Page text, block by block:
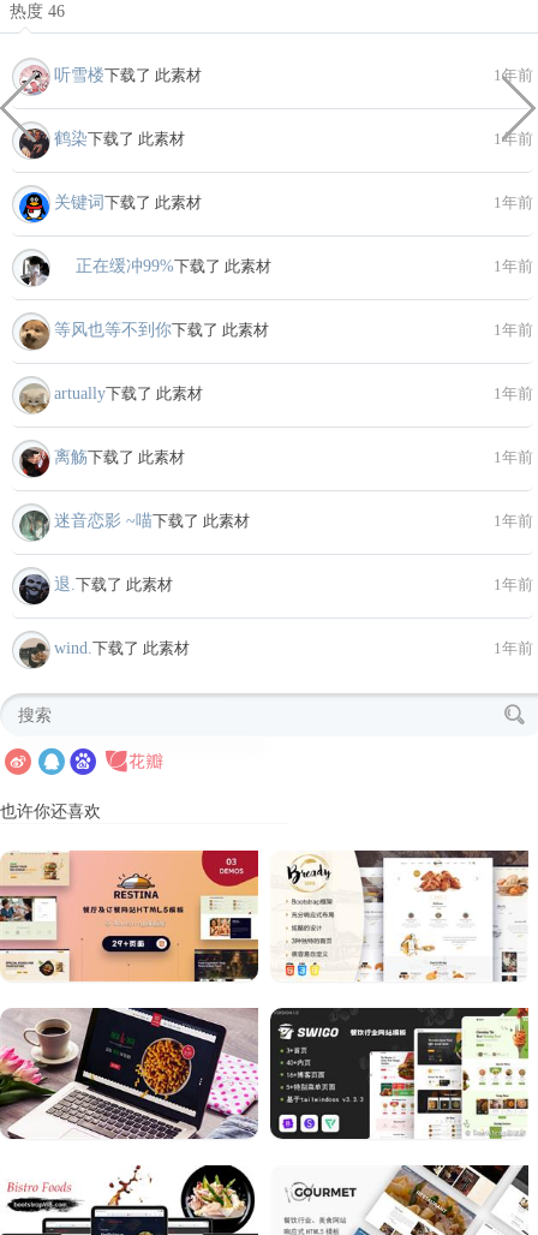
热度 46
听雪楼下载了 此素材 1年前
鹤染下载了 此素材 1年前
关键词下载了 此素材 1年前
ゞ 正在缓冲99%下载了 此素材 1年前
等风也等不到你下载了 此素材 1年前
artually下载了 此素材 1年前
离觞下载了 此素材 1年前
迷音恋影 ~喵下载了 此素材 1年前
退. 下载了 此素材 1年前
wind. 下载了 此素材 1年前
也许你还喜欢